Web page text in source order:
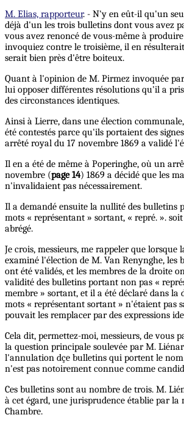
M. Elias, rapporteur. - N'y en eût-il qu'un
déjà d'un les trois bulletins dont vous avez
vous avez renoncé de vous-même à
invoquiez contre le troisième, il en
serait bien près d'être boiteux.
Quant à l'opinion de M. Pirmez invoquée
lui opposer différentes résolutions qu'il a
des circonstances identiques.
Ainsi à Lierre, dans une élection
été contestés parce qu'ils portaient des
arrêté royal du 17 novembre 1869 a validé
Il en a été de même à Poperinghe, où un
novembre (page 14) 1869 a décidé que les
n'invalidaient pas nécessairement.
Il a demandé ensuite la nullité des bulletins
mots « représentant » sortant, « repré. ».
abrégé.
Je crois, messieurs, me rappeler que lorsque
examiné l'élection de M. Van Renynghe, les
ont été validés, et les membres de la droite
validité des bulletins portant non pas «
membre » sortant, et il a été déclaré dans la
mots « représentant sortant » n'étaient pas
pouvait les remplacer par des expressions
Cela dit, permettez-moi, messieurs, de vous
la question principale soulevée par M.
l'annulation dçe bulletins qui portent le
n'est pas notoirement connue comme
Ces bulletins sont au nombre de trois. M.
à cet égard, une jurisprudence établie par la
Chambre.